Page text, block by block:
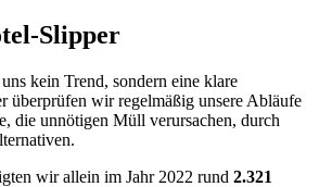
Slipper
kein Trend, sondern eine klare
überprüfen wir regelmäßig unsere Abläufe
die unnötigen Müll verursachen, durch
wir allein im Jahr 2022 rund 2.321